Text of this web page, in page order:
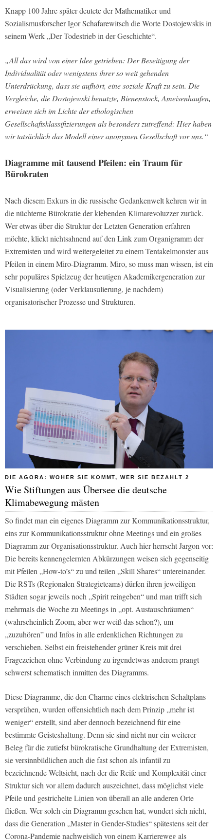
Knapp 100 Jahre später deutete der Mathematiker und
Sozialismusforscher Igor Schafarewitsch die Worte Dostojewskis in
seinem Werk „Der Todestrieb in der Geschichte“.
„All das wird von einer Idee getrieben: Der Beseitigung der
Individualität oder wenigstens ihrer so weit gehenden
Unterdrückung, dass sie aufhört, eine soziale Kraft zu sein. Die
Vergleiche, die Dostojewski benutzte, Bienenstock, Ameisenhaufen,
erweisen sich im Lichte der ethologischen
Gesellschaftsklassifizierungen als besonders zutreffend: Hier haben
wir tatsächlich das Modell einer anonymen Gesellschaft vor uns.“
Diagramme mit tausend Pfeilen: ein Traum für
Bürokraten
Nach diesem Exkurs in die russische Gedankenwelt kehren wir in
die nüchterne Bürokratie der klebenden Klimarevoluzzer zurück.
Wer etwas über die Struktur der Letzten Generation erfahren
möchte, klickt nichtsahnend auf den Link zum Organigramm der
Extremisten und wird weitergeleitet zu einem Tentakelmonster aus
Pfeilen in einem Miro-Diagramm. Miro, so muss man wissen, ist ein
sehr populäres Spielzeug der heutigen Akademikergeneration zur
Visualisierung (oder Verklausulierung, je nachdem)
organisatorischer Prozesse und Strukturen.
DIE AGORA: WOHER SIE KOMMT, WER SIE BEZAHLT 2
Wie Stiftungen aus Übersee die deutsche
Klimabewegung mästen
So findet man ein eigenes Diagramm zur Kommunikationsstruktur,
eins zur Kommunikationsstruktur ohne Meetings und ein großes
Diagramm zur Organisationsstruktur. Auch hier herrscht Jargon vor:
Die bereits kennengelernten Abkürzungen weisen sich gegenseitig
mit Pfeilen „How-to’s“ zu und teilen „Skill Shares“ untereinander.
Die RSTs (Regionalen Strategieteams) dürfen ihren jeweiligen
Städten sogar jeweils noch „Spirit reingeben“ und man trifft sich
mehrmals die Woche zu Meetings in „opt. Austauschräumen“
(wahrscheinlich Zoom, aber wer weiß das schon?), um
„zuzuhören” und Infos in alle erdenklichen Richtungen zu
verschieben. Selbst ein freistehender grüner Kreis mit drei
Fragezeichen ohne Verbindung zu irgendetwas anderem prangt
schwerst schematisch inmitten des Diagramms.
Diese Diagramme, die den Charme eines elektrischen Schaltplans
versprühen, wurden offensichtlich nach dem Prinzip „mehr ist
weniger“ erstellt, sind aber dennoch bezeichnend für eine
bestimmte Geisteshaltung. Denn sie sind nicht nur ein weiterer
Beleg für die zutiefst bürokratische Grundhaltung der Extremisten,
sie versinnbildlichen auch die fast schon als infantil zu
bezeichnende Weltsicht, nach der die Reife und Komplexität einer
Struktur sich vor allem dadurch auszeichnet, dass möglichst viele
Pfeile und gestrichelte Linien von überall an alle anderen Orte
fließen. Wer solch ein Diagramm gesehen hat, wundert sich nicht,
dass die Generation „Master in Gender-Studies“ spätestens seit der
Corona-Pandemie nachweislich von einem Karriereweg als